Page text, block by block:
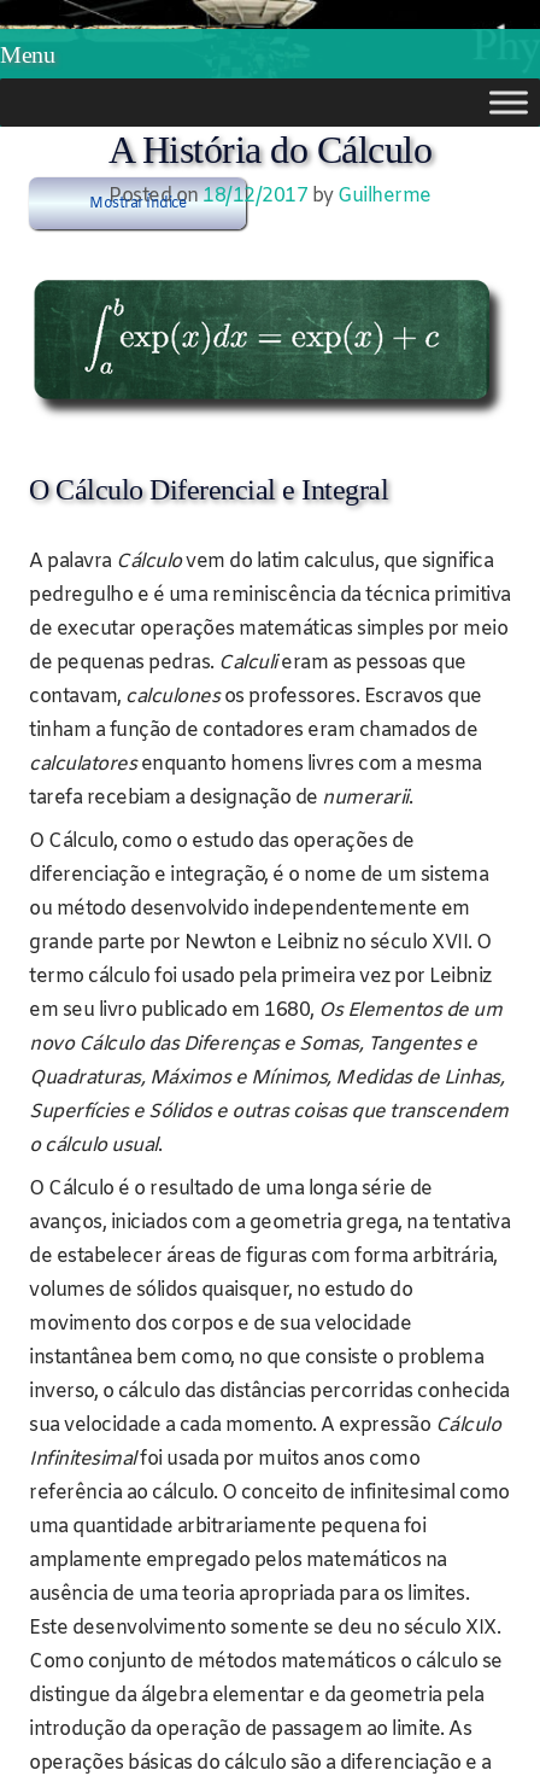
Phylos.net
Menu
content
A História do Cálculo
Posted on18/12/2017 byGuilherme
Mostrar Índice
O Cálculo Diferencial e Integral
A palavra Cálculovem do latim calculus, que significa
pedregulho e é uma reminiscência da técnica primitiva
de executar operações matemáticas simples por meio
de pequenas pedras. Calculieram as pessoas que
contavam, calculonesos professores. Escravos que
tinham a função de contadores eram chamados de
calculatoresenquanto homens livres com a mesma
tarefa recebiam a designação de numerarii.
O Cálculo, como o estudo das operações de
diferenciação e integração, é o nome de um sistema
ou método desenvolvido independentemente em
grande parte por Newton e Leibniz no século XVII. O
termo cálculo foi usado pela primeira vez por Leibniz
em seu livro publicado em 1680, Os Elementos de um
novo Cálculo das Diferenças e Somas, Tangentes e
Quadraturas, Máximos e Mínimos, Medidas de Linhas,
Superfícies e Sólidos e outras coisas que transcendem
o cálculo usual.
O Cálculo é o resultado de uma longa série de
avanços, iniciados com a geometria grega, na tentativa
de estabelecer áreas de figuras com forma arbitrária,
volumes de sólidos quaisquer, no estudo do
movimento dos corpos e de sua velocidade
instantânea bem como, no que consiste o problema
inverso, o cálculo das distâncias percorridas conhecida
sua velocidade a cada momento. A expressão Cálculo
Infinitesimalfoi usada por muitos anos como
referência ao cálculo. O conceito de infinitesimal como
uma quantidade arbitrariamente pequena foi
amplamente empregado pelos matemáticos na
ausência de uma teoria apropriada para os limites.
Este desenvolvimento somente se deu no século XIX.
Como conjunto de métodos matemáticos o cálculo se
distingue da álgebra elementar e da geometria pela
introdução da operação de passagem ao limite. As
operações básicas do cálculo são a diferenciação e a